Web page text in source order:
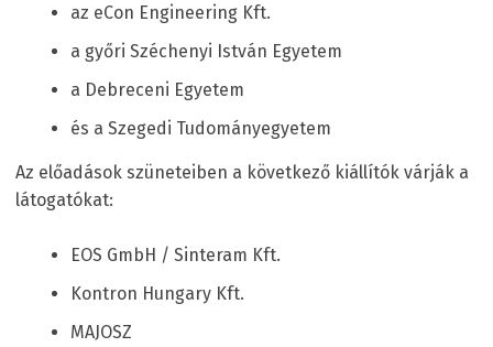
az eCon Engineering Kft.
a győri Széchenyi István Egyetem
a Debreceni Egyetem
és a Szegedi Tudományegyetem
Az előadások szüneteiben a következő kiállítók várják a
látogatókat:
EOS GmbH / Sinteram Kft.
Kontron Hungary Kft.
MAJOSZ